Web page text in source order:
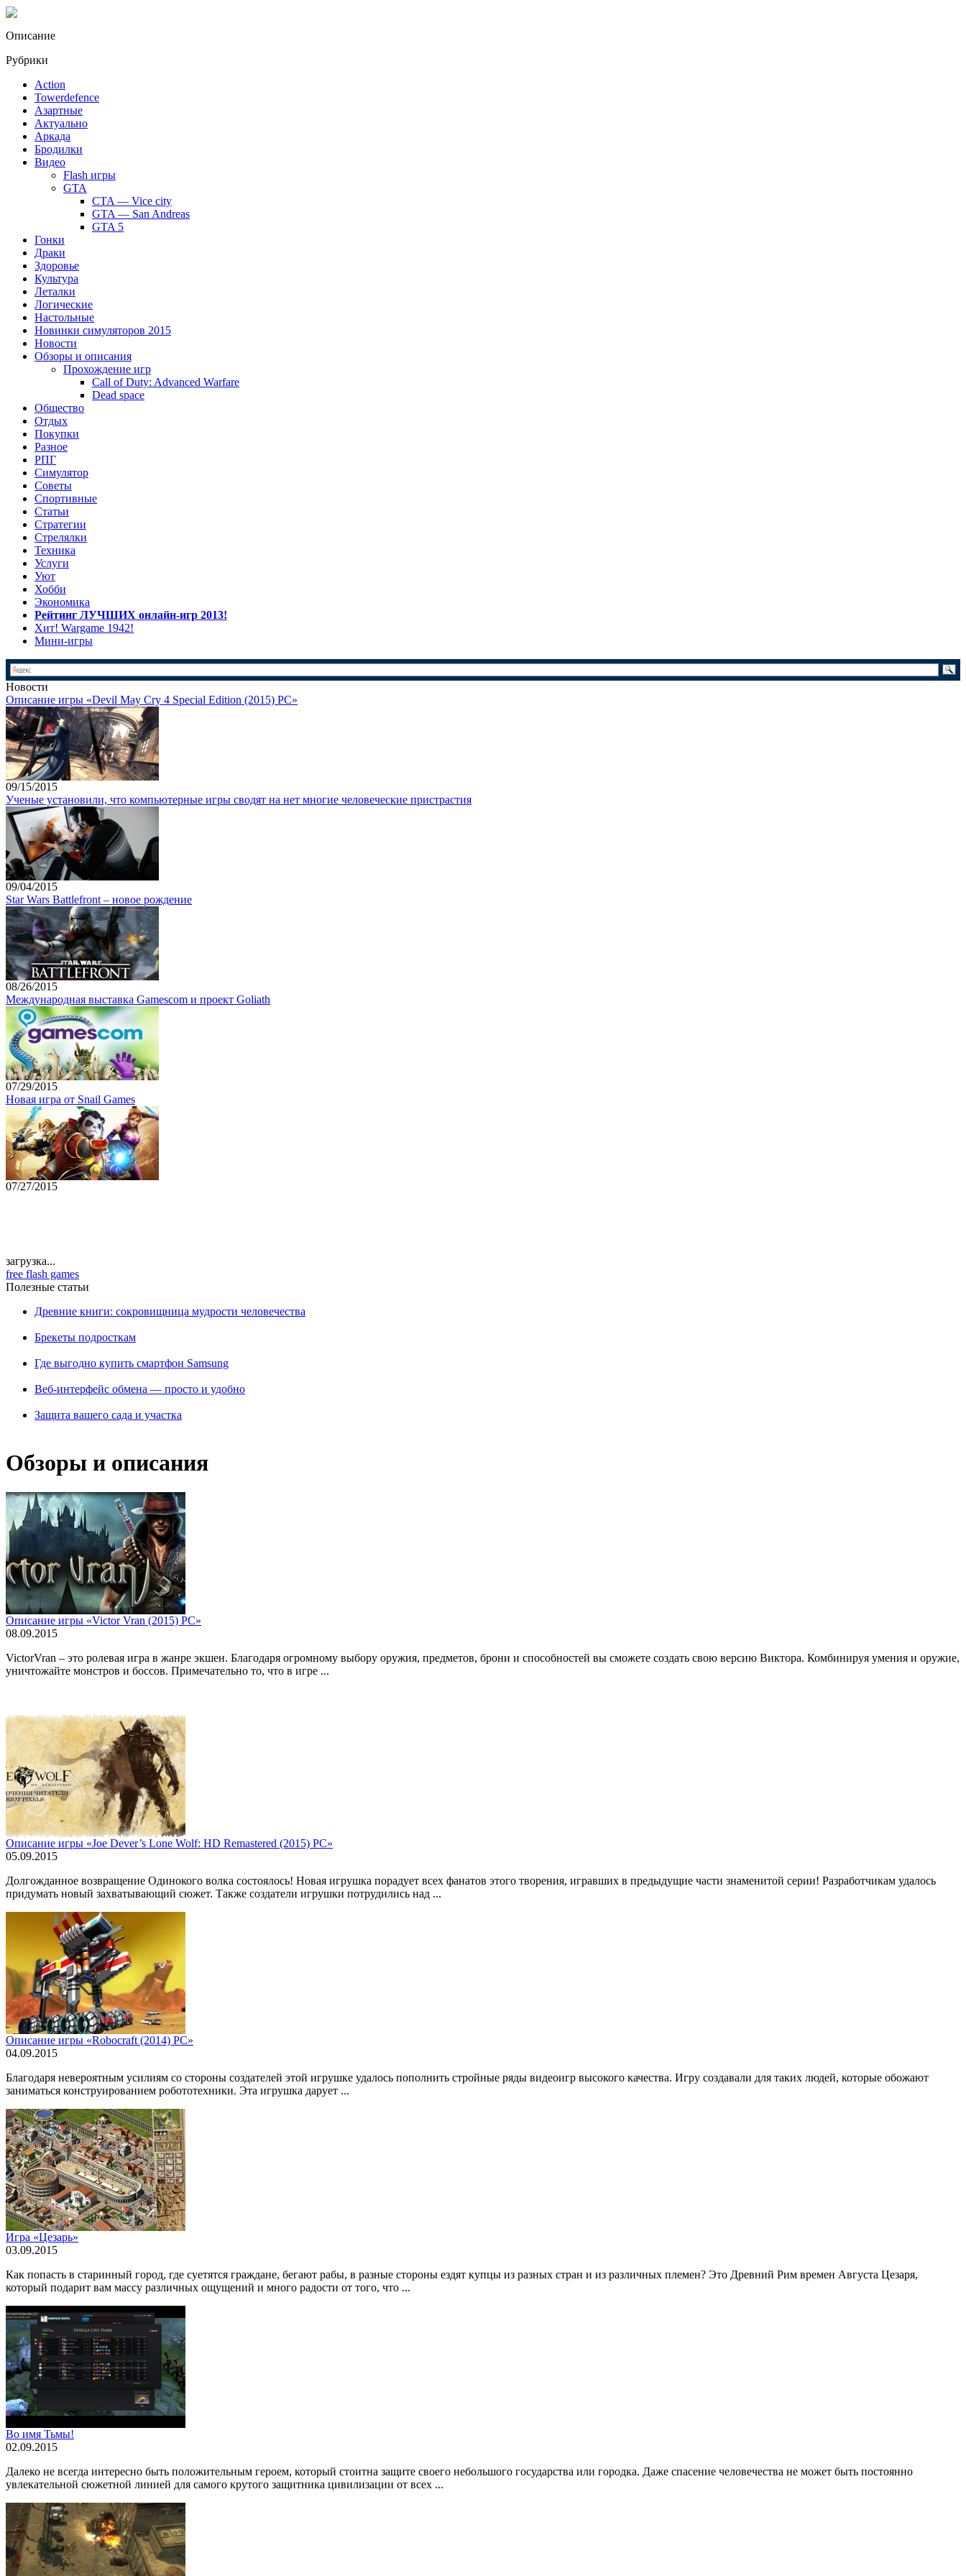
Описание
Рубрики
Action
Towerdefence
Азартные
Актуально
Аркада
Бродилки
Видео
Flash игры
GTA
CTA — Vice city
GTA — San Andreas
GTA 5
Гонки
Драки
Здоровье
Культура
Леталки
Логические
Настольные
Новинки симуляторов 2015
Новости
Обзоры и описания
Прохождение игр
Call of Duty: Advanced Warfare
Dead space
Общество
Отдых
Покупки
Разное
РПГ
Симулятор
Советы
Спортивные
Статьи
Стратегии
Стрелялки
Техника
Услуги
Уют
Хобби
Экономика
Рейтинг ЛУЧШИХ онлайн-игр 2013!
Хит! Wargame 1942!
Мини-игры
Новости
Описание игры «Devil May Cry 4 Special Edition (2015) PC»
09/15/2015
Ученые установили, что компьютерные игры сводят на нет многие человеческие пристрастия
09/04/2015
Star Wars Battlefront – новое рождение
08/26/2015
Международная выставка Gamescom и проект Goliath
07/29/2015
Новая игра от Snail Games
07/27/2015
загрузка...
free flash games
Полезные статьи
Древние книги: сокровищница мудрости человечества
Брекеты подросткам
Где выгодно купить смартфон Samsung
Веб-интерфейс обмена — просто и удобно
Защита вашего сада и участка
Обзоры и описания
Описание игры «Victor Vran (2015) PC»
08.09.2015
VictorVran – это ролевая игра в жанре экшен. Благодаря огромному выбору оружия, предметов, брони и способностей вы сможете создать свою версию Виктора. Комбинируя умения и оружие,
уничтожайте монстров и боссов. Примечательно то, что в игре ...
Описание игры «Joe Dever’s Lone Wolf: HD Remastered (2015) PC»
05.09.2015
Долгожданное возвращение Одинокого волка состоялось! Новая игрушка порадует всех фанатов этого творения, игравших в предыдущие части знаменитой серии! Разработчикам удалось
придумать новый захватывающий сюжет. Также создатели игрушки потрудились над ...
Описание игры «Robocraft (2014) РС»
04.09.2015
Благодаря невероятным усилиям со стороны создателей этой игрушке удалось пополнить стройные ряды видеоигр высокого качества. Игру создавали для таких людей, которые обожают
заниматься конструированием робототехники. Эта игрушка дарует ...
Игра «Цезарь»
03.09.2015
Как попасть в старинный город, где суетятся граждане, бегают рабы, в разные стороны ездят купцы из разных стран и из различных племен? Это Древний Рим времен Августа Цезаря,
который подарит вам массу различных ощущений и много радости от того, что ...
Во имя Тьмы!
02.09.2015
Далеко не всегда интересно быть положительным героем, который стоитна защите своего небольшого государства или городка. Даже спасение человечества не может быть постоянно
увлекательной сюжетной линией для самого крутого защитника цивилизации от всех ...